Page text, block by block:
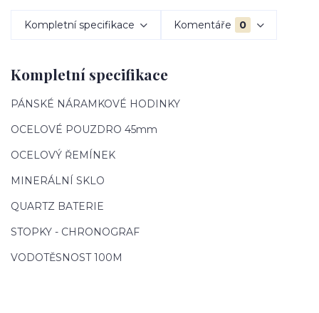
Kompletní specifikace Komentáře 0
Kompletní specifikace
PÁNSKÉ NÁRAMKOVÉ HODINKY
OCELOVÉ POUZDRO 45mm
OCELOVÝ ŘEMÍNEK
MINERÁLNÍ SKLO
QUARTZ BATERIE
STOPKY - CHRONOGRAF
VODOTĚSNOST 100M